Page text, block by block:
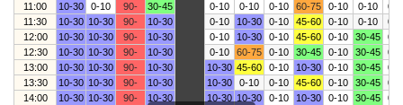
11:00
10-30 0-10 90- 30-45 0-10 0-10 0-10 60-75 0-10 0-10
0-
11:30
10-30 10-30 90- 10-30 0-10 10-30 0-10 45-60 0-10 0-10
0-
12:00
10-30 10-30 90- 10-30 0-10 10-30 0-10 45-60 0-10 30-45
0-
12:30
10-30 10-30 90- 10-30 0-10 60-75 0-10 30-45 0-10 30-45
0-
13:00
10-30 10-30 90- 10-30 10-30 45-60 0-10 10-30 0-10 30-45
0-
13:30
10-30 10-30 90- 10-30 10-30 0-10 0-10 45-60 0-10 30-45
0-
14:00
10-30 10-30 90- 10-30 10-30 10-30 0-10 10-30 0-10 30-45
0-